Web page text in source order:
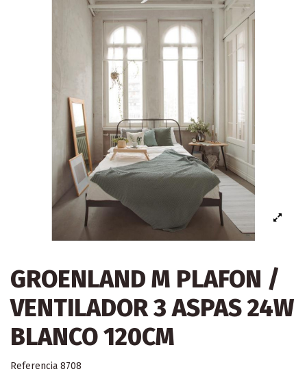
GROENLAND M PLAFON /
VENTILADOR 3 ASPAS 24W
BLANCO 120CM
Referencia 8708